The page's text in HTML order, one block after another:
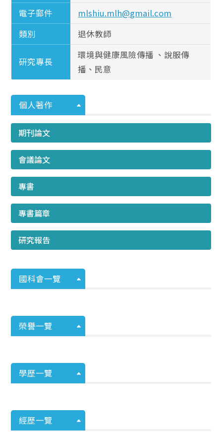
電子郵件
mlshiu.mlh@gmail.com
類別
退休教師
研究專長
環境與健康風險傳播 、說服傳
播、民意
個人著作
期刊論文
會議論文
專書
專書篇章
研究報告
國科會一覽
榮譽一覽
學歷一覽
經歷一覽